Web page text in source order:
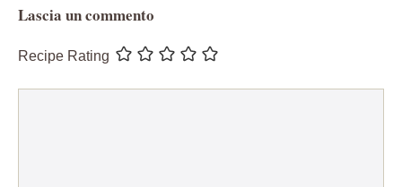
Lascia un commento
Recipe Rating